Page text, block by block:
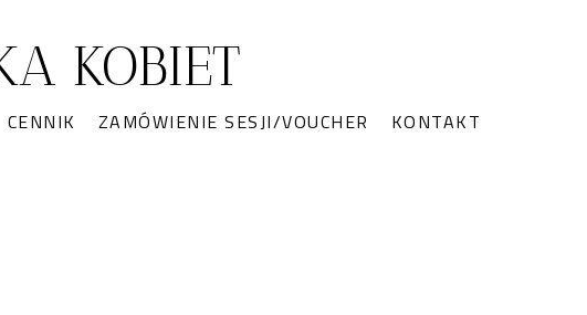
KOBIET
CENNIK ZAMÓWIENIE SESJI/VOUCHER KONTAKT